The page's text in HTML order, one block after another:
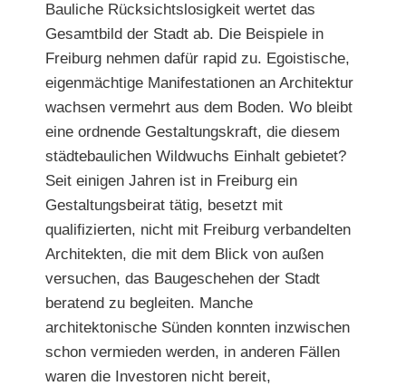
Bauliche Rücksichtslosigkeit wertet das
Gesamtbild der Stadt ab. Die Beispiele in
Freiburg nehmen dafür rapid zu. Egoistische,
eigenmächtige Manifestationen an Architektur
wachsen vermehrt aus dem Boden. Wo bleibt
eine ordnende Gestaltungskraft, die diesem
städtebaulichen Wildwuchs Einhalt gebietet?
Seit einigen Jahren ist in Freiburg ein
Gestaltungsbeirat tätig, besetzt mit
qualifizierten, nicht mit Freiburg verbandelten
Architekten, die mit dem Blick von außen
versuchen, das Baugeschehen der Stadt
beratend zu begleiten. Manche
architektonische Sünden konnten inzwischen
schon vermieden werden, in anderen Fällen
waren die Investoren nicht bereit,